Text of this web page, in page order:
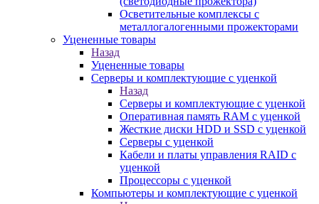
Осветительные комплексы с
металлогалогенными прожекторами
Уцененные товары
Назад
Уцененные товары
Серверы и комплектующие с уценкой
Назад
Серверы и комплектующие с уценкой
Оперативная память RAM с уценкой
Жесткие диски HDD и SSD с уценкой
Серверы с уценкой
Кабели и платы управления RAID с
уценкой
Процессоры с уценкой
Компьютеры и комплектующие с уценкой